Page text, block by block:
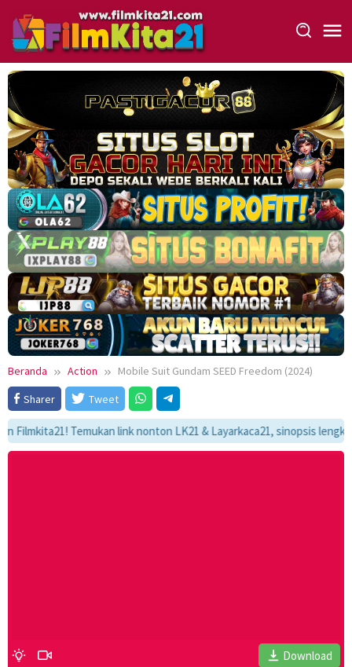
konten
Beranda Action
Mobile Suit Gundam SEED Freedom (2024)
Sharer
Tweet
Temukan link nonton LK21 & Layarkaca21, sinopsis
Download